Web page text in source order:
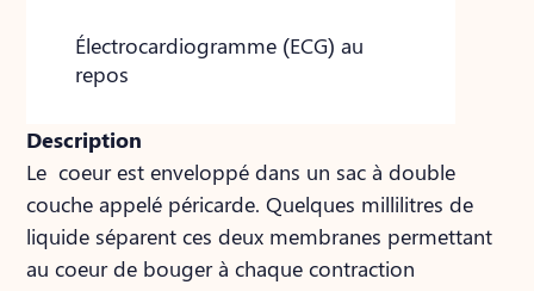
Électrocardiogramme (ECG) au
repos
Description
Le coeur est enveloppé dans un sac à double
couche appelé péricarde. Quelques millilitres de
liquide séparent ces deux membranes permettant
au coeur de bouger à chaque contraction